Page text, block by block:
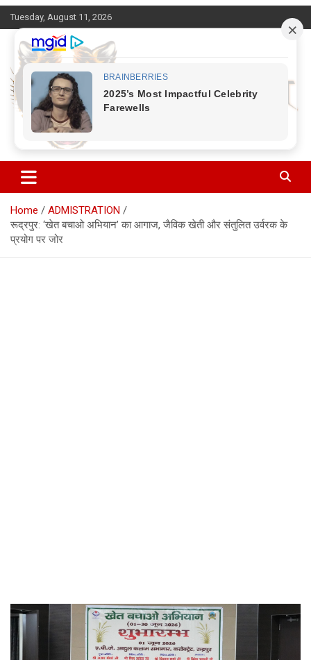
Skip
to
content
Tuesday, August 11, 2026
Corbett Halchal (कॉर्बेट हलचल)
Home
ADMISTRATION
रूद्रपुर: ‘खेत बचाओ अभियान’ का आगाज, जैविक खेती और संतुलित उर्वरक के
प्रयोग पर जोर